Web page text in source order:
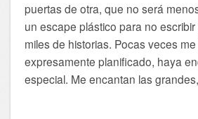
puertas de otra, que no será
un escape plástico para no
miles de historias. Pocas veces
expresamente planificado, haya
especial. Me encantan las